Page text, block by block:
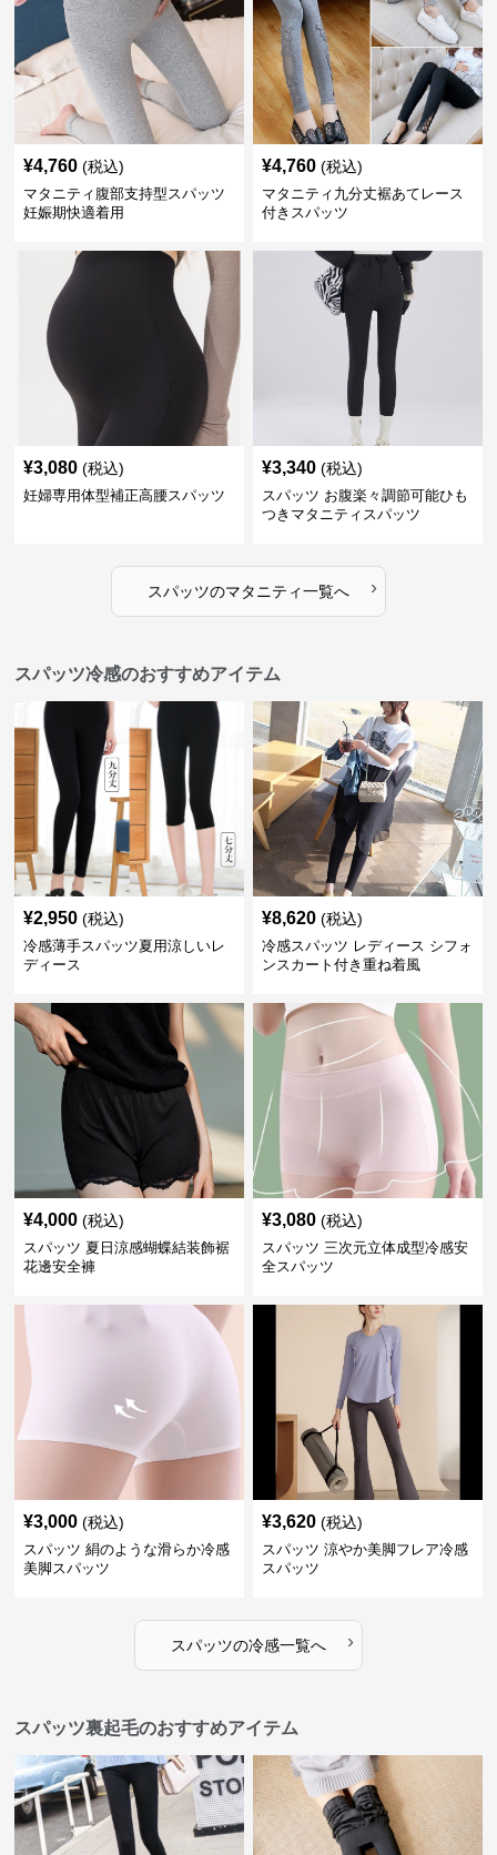
¥4,760 (税込)
マタニティ腹部支持型スパッツ
妊娠期快適着用
¥4,760 (税込)
マタニティ九分丈裾あてレース
付きスパッツ
¥3,080 (税込)
妊婦専用体型補正高腰スパッツ
¥3,340 (税込)
スパッツ お腹楽々調節可能ひも
つきマタニティスパッツ
スパッツのマタニティ一覧へ ›
スパッツ冷感のおすすめアイテム
¥2,950 (税込)
冷感薄手スパッツ夏用涼しいレ
ディース
¥8,620 (税込)
冷感スパッツ レディース シフォ
ンスカート付き重ね着風
¥4,000 (税込)
スパッツ 夏日涼感蝴蝶結装飾裾
花邊安全褲
¥3,080 (税込)
スパッツ 三次元立体成型冷感安
全スパッツ
¥3,000 (税込)
スパッツ 絹のような滑らか冷感
美脚スパッツ
¥3,620 (税込)
スパッツ 涼やか美脚フレア冷感
スパッツ
スパッツの冷感一覧へ ›
スパッツ裏起毛のおすすめアイテム